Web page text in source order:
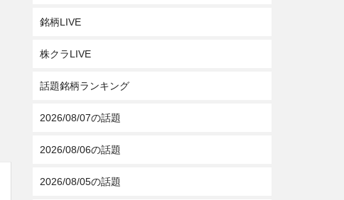
銘柄LIVE
株クラLIVE
話題銘柄ランキング
2026/08/07の話題
2026/08/06の話題
2026/08/05の話題